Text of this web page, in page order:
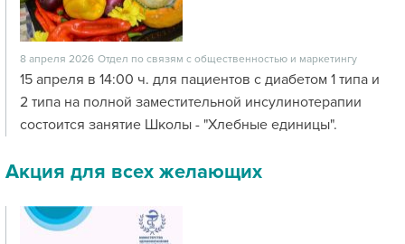
8 апреля 2026 Отдел по связям с общественностью и маркетингу
15 апреля в 14:00 ч. для пациентов с диабетом 1 типа и
2 типа на полной заместительной инсулинотерапии
состоится занятие Школы - "Хлебные единицы".
Акция для всех желающих